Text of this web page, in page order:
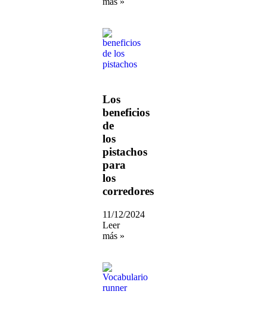
Los
beneficios
de
los
pistachos
para
los
corredores
11/12/2024
Leer
más »